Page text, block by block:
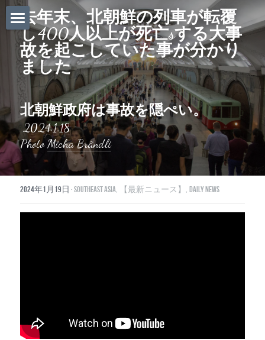
ホーム
Daily News
About Globalists
U.S. News
EuropeNews
China News
Featured Topics
Middle East
去年末、北朝鮮の列車が転覆
し400人以上が死亡sする大事
故を起こしていた事が分かり
ました
北朝鮮政府は事故を隠ぺい。
2024.1.18
Photo Micha Brändli
2024年1月19日 ·Southeast Asia, 【最新ニュース】, Daily News